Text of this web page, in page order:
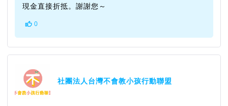
現金直接折抵。謝謝您～
0
社團法人台灣不會教小孩行動聯盟